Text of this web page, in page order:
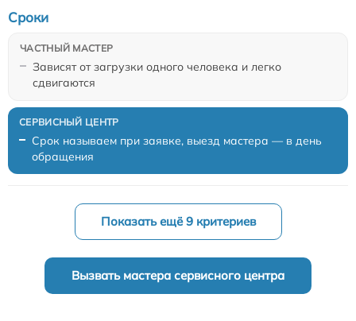
Зависят от загрузки одного человека и легко
сдвигаются
Сроки
Срок называем при заявке, выезд мастера — в день
обращения
Показать ещё 9 критериев
Вызвать мастера сервисного центра